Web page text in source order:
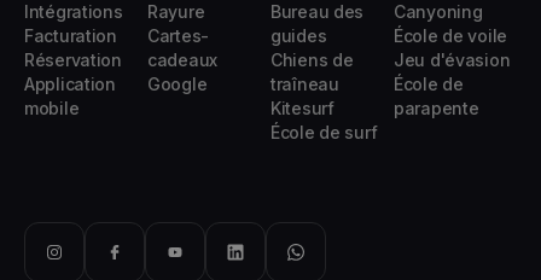
Intégrations
Facturation
Réservation
Application
mobile
Rayure
Cartes-
cadeaux
Google
Canyoning
École de voile
Jeu d'évasion
École de
parapente
Bureau des
guides
Chiens de
traîneau
Kitesurf
École de surf